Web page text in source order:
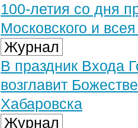
100-летия со дня
Московского и
Журнал
В праздник Входа
возглавит
Хабаровска
Журнал